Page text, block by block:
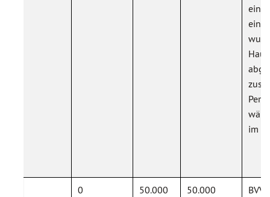
im
0 50.000 50.000